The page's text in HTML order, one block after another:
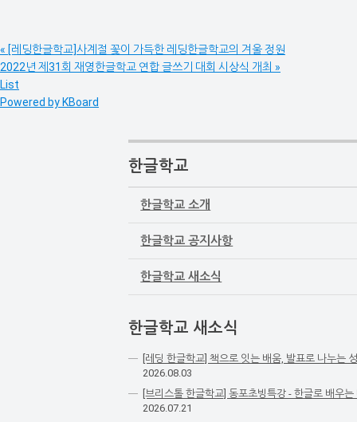
« [레딩한글학교]사계절 꽃이 가득한 레딩한글학교의 겨울 정원
2022년 제31회 재영한글학교 연합 글쓰기 대회 시상식 개최 »
List
Powered by KBoard
한글학교
한글학교 소개
한글학교 공지사항
한글학교 새소식
한글학교 새소식
[레딩 한글학교] 책으로 잇는 배움, 발표로 나누는
2026.08.03
[브리스톨 한글학교] 동포초빙특강 - 한글로 배우는
2026.07.21